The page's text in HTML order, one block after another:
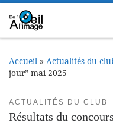
Passer au contenu
Accueil » Actualités du
jour” mai 2025
ACTUALITÉS DU CLUB
Résultats du